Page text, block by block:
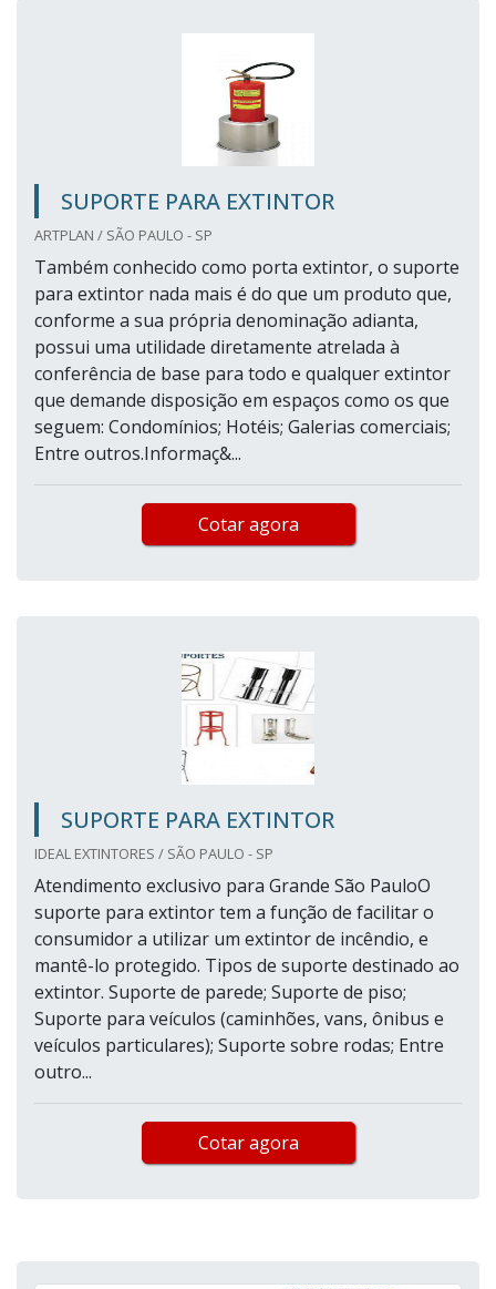
SUPORTE PARA EXTINTOR
ARTPLAN / SÃO PAULO - SP
Também conhecido como porta extintor, o suporte
para extintor nada mais é do que um produto que,
conforme a sua própria denominação adianta,
possui uma utilidade diretamente atrelada à
conferência de base para todo e qualquer extintor
que demande disposição em espaços como os que
seguem: Condomínios; Hotéis; Galerias comerciais;
Entre outros.Informaç&...
Cotar agora
SUPORTE PARA EXTINTOR
IDEAL EXTINTORES / SÃO PAULO - SP
Atendimento exclusivo para Grande São PauloO
suporte para extintor tem a função de facilitar o
consumidor a utilizar um extintor de incêndio, e
mantê-lo protegido. Tipos de suporte destinado ao
extintor. Suporte de parede; Suporte de piso;
Suporte para veículos (caminhões, vans, ônibus e
veículos particulares); Suporte sobre rodas; Entre
outro...
Cotar agora